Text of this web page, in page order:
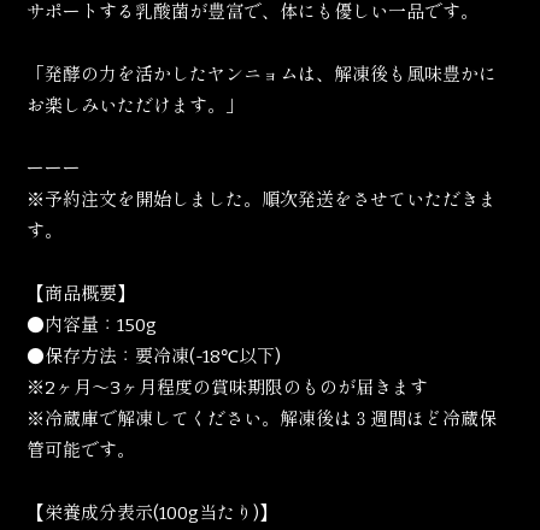
サポートする乳酸菌が豊富で、体にも優しい一品です。
「発酵の力を活かしたヤンニョムは、解凍後も風味豊かに
お楽しみいただけます。」
ーーー
※予約注文を開始しました。順次発送をさせていただきま
す。
【商品概要】
●内容量：150g
●保存方法：要冷凍(-18℃以下)
※2ヶ月〜3ヶ月程度の賞味期限のものが届きます
※冷蔵庫で解凍してください。解凍後は３週間ほど冷蔵保
管可能です。
【栄養成分表示(100g当たり)】